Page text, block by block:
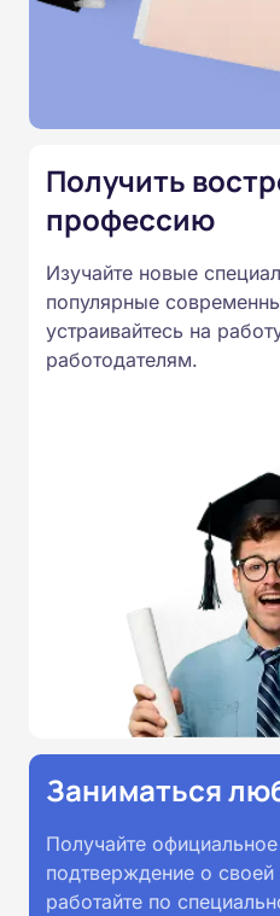
подтверждены
Министерства
Подготовка
России от
соответствии с
Удостоверения и
Получить
профессию
Изучайте новые
популярные
устраивайтесь на
работодателям.
Заниматься
Получайте
подтверждение о
работайте по